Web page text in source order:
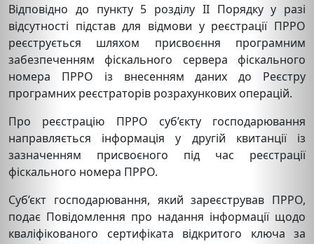
Відповідно до пункту 5 розділу ІІ Порядку у разі
відсутності підстав для відмови у реєстрації ПРРО
реєструється шляхом присвоєння програмним
забезпеченням фіскального сервера фіскального
номера ПРРО із внесенням даних до Реєстру
програмних реєстраторів розрахункових операцій.
Про реєстрацію ПРРО суб’єкту господарювання
направляється інформація у другій квитанції із
зазначенням присвоєного під час реєстрації
фіскального номера ПРРО.
Суб’єкт господарювання, який зареєстрував ПРРО,
подає Повідомлення про надання інформації щодо
кваліфікованого сертифіката відкритого ключа за